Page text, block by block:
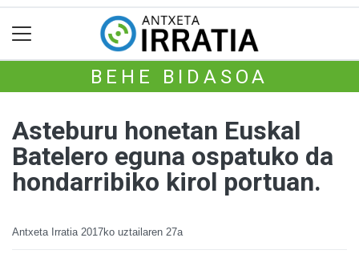
BEHE BIDASOA
Asteburu honetan Euskal
Batelero eguna ospatuko da
hondarribiko kirol portuan.
Antxeta Irratia 2017ko uztailaren 27a